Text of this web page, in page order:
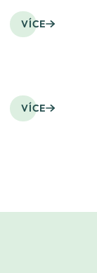
VÍCE
VÍCE